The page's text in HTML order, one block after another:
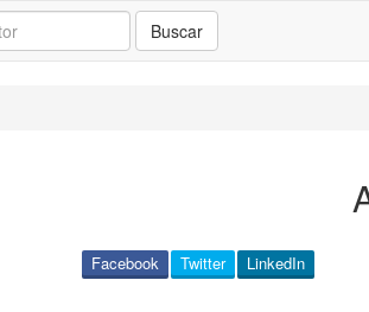
Buscar
LinkedIn
Twitter
Facebook